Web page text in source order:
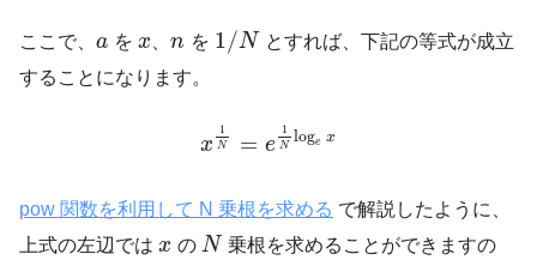
ここで、 a を x 、n を 1/N とすれば、下記の等式が成立
することになります。
x
1
N = e
1
N loge x
pow 関数を利用して N 乗根を求める で解説したように、
上式の左辺では x の N 乗根を求めることができますの